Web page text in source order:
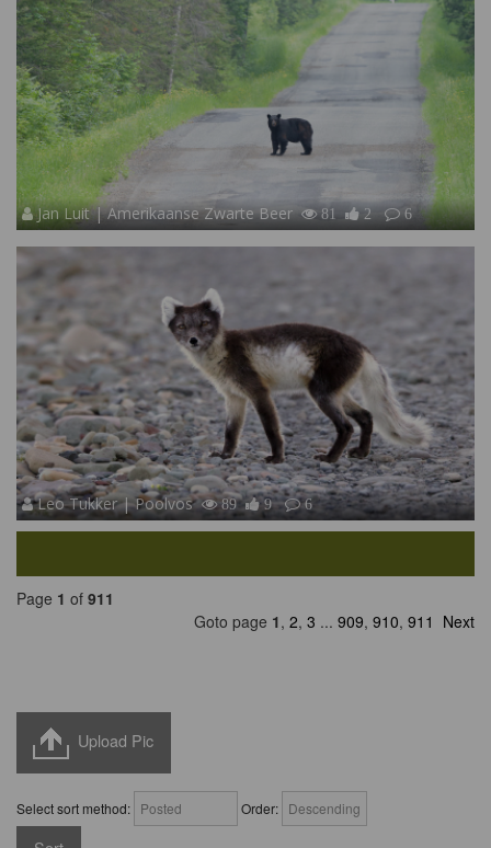
Jan Luit | Amerikaanse Zwarte Beer 81 2 6
Leo Tukker | Poolvos 89 9 6
Page 1 of 911
Goto page 1, 2, 3 ... 909, 910, 911 Next
Upload Pic
Select sort method: Order: